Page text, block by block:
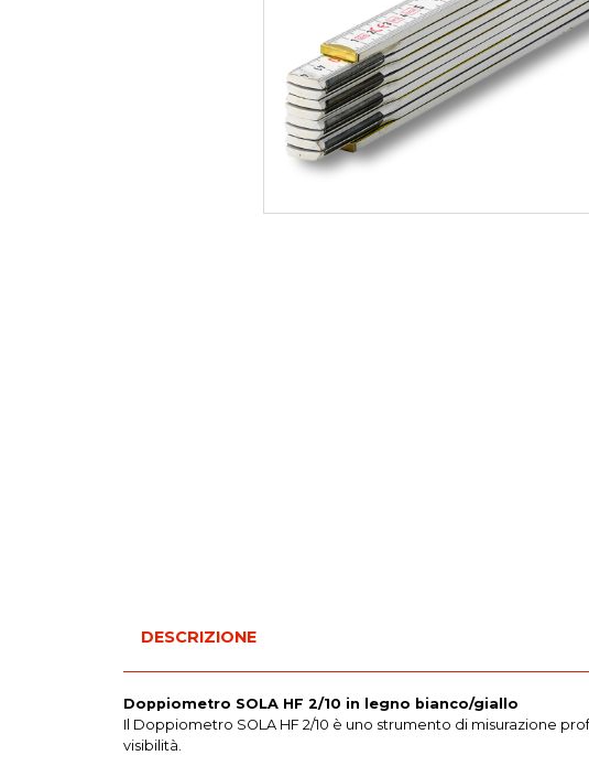
DESCRIZIONE
Doppiometro SOLA HF 2/10 in legno bianco/giallo
Il Doppiometro SOLA HF 2/10 è uno strumento di misurazione
visibilità.